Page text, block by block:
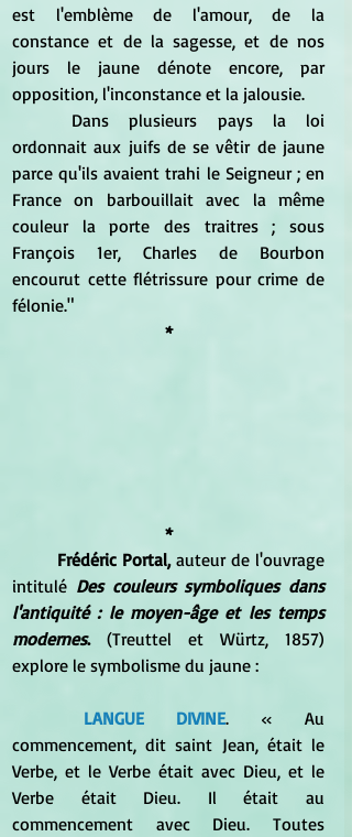
est l'emblème de l'amour, de la
constance et de la sagesse, et de nos
jours le jaune dénote encore, par
opposition, l'inconstance et la jalousie.
ordonnait aux juifs de se vêtir de jaune
parce qu'ils avaient trahi le Seigneur ; en
France on barbouillait avec la même
couleur la porte des traitres ; sous
François 1er, Charles de Bourbon
encourut cette flétrissure pour crime de
félonie."
*
*
Frédéric Portal, auteur de l'ouvrage
intitulé Des couleurs symboliques dans
l'antiquité : le moyen-âge et les temps
modernes. (Treuttel et Würtz, 1857)
explore le symbolisme du jaune :
LANGUE DIVINE. « Au
commencement, dit saint Jean, était le
Verbe, et le Verbe était avec Dieu, et le
Verbe était Dieu. Il était au
commencement avec Dieu. Toutes